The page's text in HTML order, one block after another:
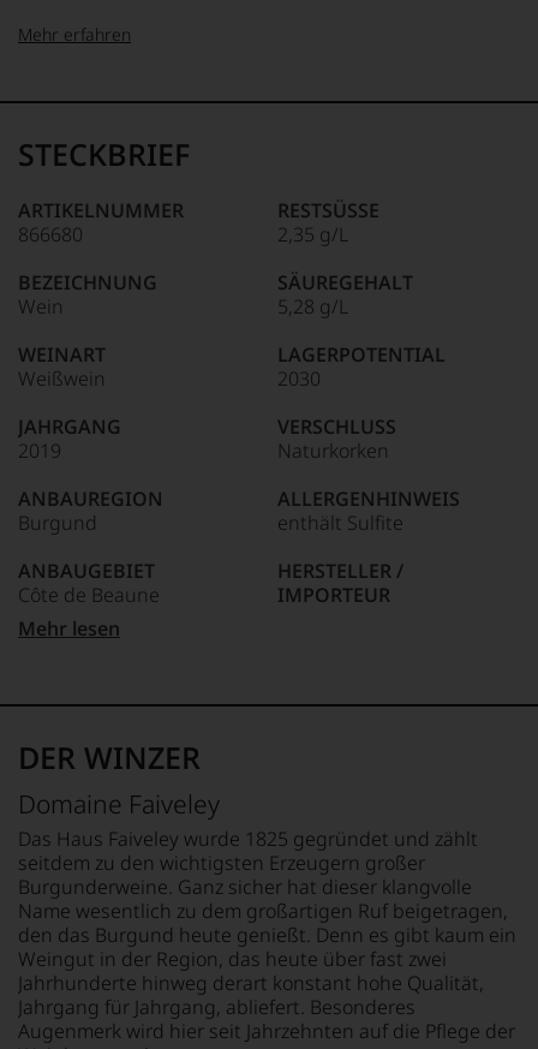
95–98 Punkte:
90–94 Punkte:
Unter 85 Punkte:
Name
Tesdorpf
für
»Fine
für
die
edlen
Weine
der
Welt,
kaum
ein
Das
dokumentieren
auch
und
gerade
mit
Medaillen
Weinjournalisten
Fachpublikationen
unseren
Aussendungen
oder
in
unserem
Webshop,
um
zu
unterstreichen,
Mehr erfahren
STECKBRIEF
ARTIKELNUMMER
866680
BEZEICHNUNG
Wein
WEINART
Weißwein
JAHRGANG
2019
ANBAUREGION
Burgund
ANBAUGEBIET
Côte de Beaune
APPELLATION
REBSORTEN
8 °C
ALKOHOLGEHALT
13,5 % Vol.
RESTSÜSSE
2,35 g/L
SÄUREGEHALT
5,28 g/L
LAGERPOTENTIAL
2030
VERSCHLUSS
Naturkorken
ALLERGENHINWEIS
enthält Sulfite
HERSTELLER /
IMPORTEUR
LAND
GESCHMACK
trocken
Mehr lesen
DER WINZER
Domaine Faiveley
Das Haus Faiveley wurde 1825 gegründet und zählt
seitdem zu den wichtigsten Erzeugern großer
Burgunderweine. Ganz sicher hat dieser klangvolle
Name wesentlich zu dem großartigen Ruf beigetragen,
den das Burgund heute genießt. Denn es gibt kaum ein
Weingut in der Region, das heute über fast zwei
Jahrhunderte hinweg derart konstant hohe Qualität,
Jahrgang für Jahrgang, abliefert. Besonderes
Augenmerk wird hier seit Jahrzehnten auf die Pflege der